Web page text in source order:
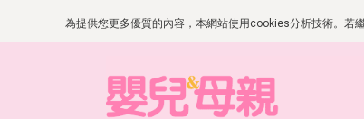
為提供您更多優質的內容，本網站使用cookies分析技術。若